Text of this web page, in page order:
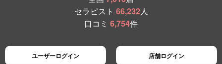
セラピスト 66,232人
口コミ 6,754件
ユーザーログイン 店舗ログイン